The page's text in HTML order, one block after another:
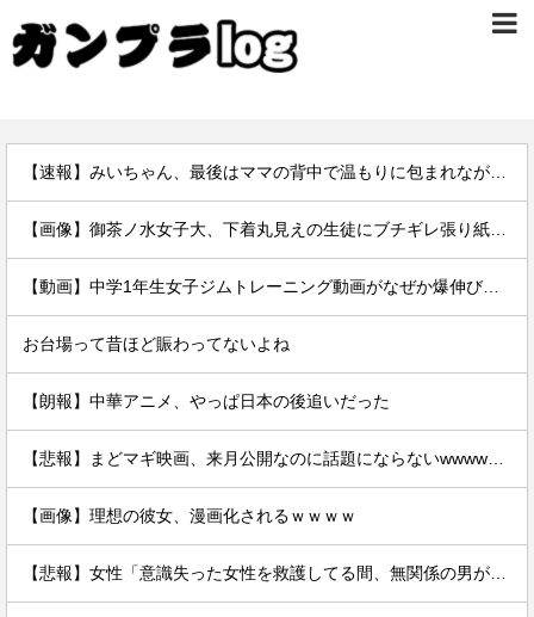
お台場って昔ほど賑わってないよね
【朗報】中華アニメ、やっぱ日本の後追いだった
【画像】理想の彼女、漫画化されるｗｗｗｗ